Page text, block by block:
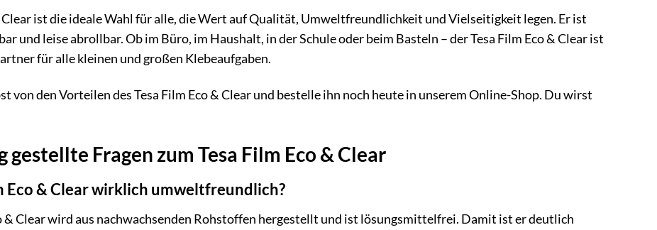
Clear ist die ideale Wahl für alle, die Wert auf Qualität, Umweltfreundlichkeit und Vielseitigkeit legen. Er ist
und leise abrollbar. Ob im Büro, im Haushalt, in der Schule oder beim Basteln – der Tesa Film Eco & Clear ist
für alle kleinen und großen Klebeaufgaben.
von den Vorteilen des Tesa Film Eco & Clear und bestelle ihn noch heute in unserem Online-Shop. Du wirst
gestellte Fragen zum Tesa Film Eco & Clear
Eco & Clear wirklich umweltfreundlich?
& Clear wird aus nachwachsenden Rohstoffen hergestellt und ist lösungsmittelfrei. Damit ist er deutlich